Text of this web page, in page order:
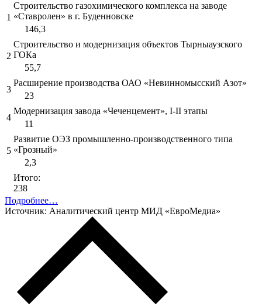
1
Строительство газохимического комплекса на заводе
«Ставролен» в г. Буденновске
146,3
2
Строительство и модернизация объектов Тырныаузского
ГОКа
55,7
3
Расширение производства ОАО «Невинномысский Азот»
23
4
Модернизация завода «Чеченцемент», I-II этапы
11
5
Развитие ОЭЗ промышленно-производственного типа
«Грозный»
2,3
Итого:
238
Подробнее…
Источник: Аналитический центр МИД «ЕвроМедиа»